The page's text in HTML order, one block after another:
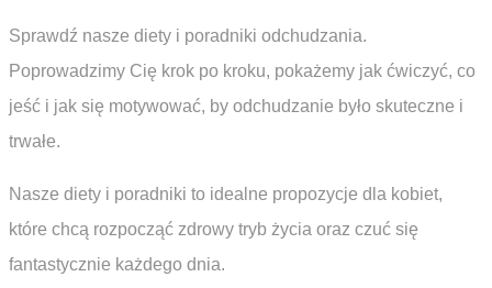
Sprawdź nasze diety i poradniki odchudzania.
Poprowadzimy Cię krok po kroku, pokażemy jak ćwiczyć, co
jeść i jak się motywować, by odchudzanie było skuteczne i
trwałe.
Nasze diety i poradniki to idealne propozycje dla kobiet,
które chcą rozpocząć zdrowy tryb życia oraz czuć się
fantastycznie każdego dnia.